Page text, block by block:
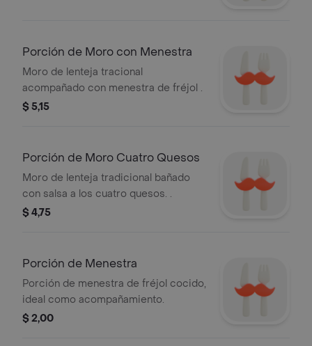
Porción de Moro con Menestra
Moro de lenteja tracional
acompañado con menestra de fréjol .
$ 5,15
Porción de Moro Cuatro Quesos
Moro de lenteja tradicional bañado
con salsa a los cuatro quesos. .
$ 4,75
Porción de Menestra
Porción de menestra de fréjol cocido,
ideal como acompañamiento.
$ 2,00